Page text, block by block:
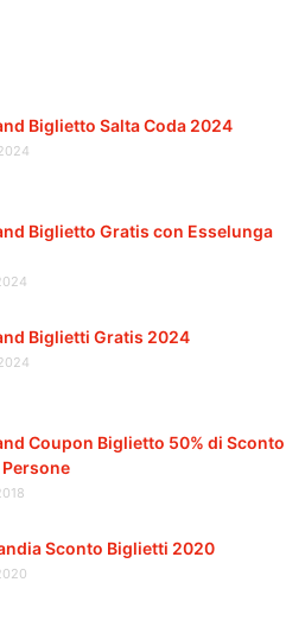
Biglietto Salta Coda 2024
Biglietto Gratis con Esselunga
Biglietti Gratis 2024
Coupon Biglietto 50% di Sconto
Sconto Biglietti 2020